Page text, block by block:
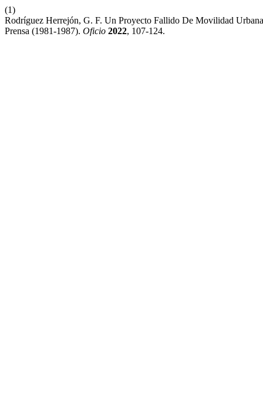
(1)
Rodríguez Herrejón, G. F. Un Proyecto Fallido De Movilidad
Prensa (1981-1987). Oficio 2022, 107-124.